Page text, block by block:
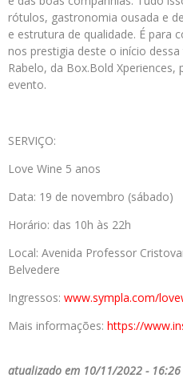
rótulos, gastronomia ousada e
e estrutura de qualidade. É para
nos prestigia deste o início
Rabelo, da Box.Bold
evento.
SERVIÇO:
Love Wine 5 anos
Data: 19 de novembro (sábado)
Horário: das 10h às 22h
Local: Avenida Professor
Belvedere
Ingressos: www.sympla.com/
Mais informações: https://
atualizado em 10/11/2022 - 16:26